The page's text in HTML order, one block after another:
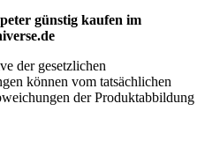
günstig kaufen im
der gesetzlichen
können vom tatsächlichen
der Produktabbildung